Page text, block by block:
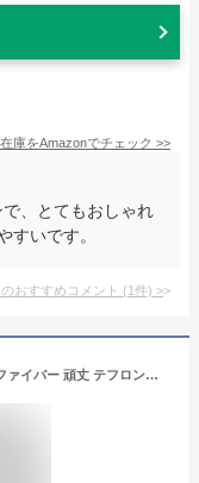
庫をAmazonでチェック >>
、とてもおしゃれ
すいです。
おすすめコメント (1件) >
傘 メンズ レディース 長傘 16本骨 グラスファイバー 頑丈 テフロン加工 超撥水 梅雨対策 紳士傘 木製手元 丈夫 紳士傘 耐風傘 豪雨対策 大型 高強度 耐強風 (ネイビー)